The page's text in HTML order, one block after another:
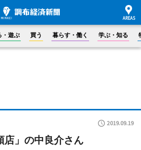
・遊ぶ 買う 暮らす・働く 学ぶ・知る
2019.09.19
店」の中良介さん